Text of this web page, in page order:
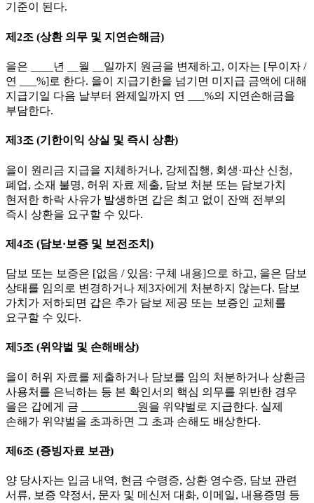
기준이 된다.
제2조 (상환 의무 및 지연손해금)
을은 ____년 __월 __일까지 원금을 변제하고, 이자는 [무이자 /
연 ___%]로 한다. 을이 지급기한을 넘기면 미지급 금액에 대해
지급기일 다음 날부터 완제일까지 연 ___%의 지연손해금을
부담한다.
제3조 (기한이익 상실 및 즉시 상환)
을이 원리금 지급을 지체하거나, 강제집행, 회생·파산 신청,
폐업, 소재 불명, 허위 자료 제출, 담보 처분 또는 담보가치
현저한 하락 사유가 발생하면 갑은 최고 없이 잔액 전부의
즉시 상환을 요구할 수 있다.
제4조 (담보·보증 및 보전조치)
담보 또는 보증은 [없음 / 있음: 구체 내용]으로 하고, 을은 담보
상태를 임의로 변경하거나 제3자에게 처분하지 않는다. 담보
가치가 저하되면 갑은 추가 담보 제공 또는 보증인 교체를
요구할 수 있다.
제5조 (위약벌 및 손해배상)
을이 허위 자료를 제출하거나 담보를 임의 처분하거나 상환금
사용처를 은닉하는 등 본 확인서의 핵심 의무를 위반한 경우
을은 갑에게 금 __________원을 위약벌로 지급한다. 실제
손해가 위약벌을 초과하면 그 초과 손해도 배상한다.
제6조 (증빙자료 보관)
양 당사자는 입금 내역, 현금 수령증, 상환 영수증, 담보 관련
서류, 보증 약정서, 문자 및 메신저 대화, 이메일, 내용증명 등